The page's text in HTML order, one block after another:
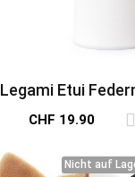
Legami Etui
CHF 19.90
Nicht auf
Nicht auf